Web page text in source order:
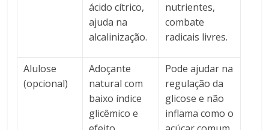
ácido cítrico,
ajuda na
alcalinização.
nutrientes,
combate
radicais livres.
Alulose
(opcional)
Adoçante
natural com
baixo índice
glicêmico e
Pode ajudar na
regulação da
glicose e não
inflama como o